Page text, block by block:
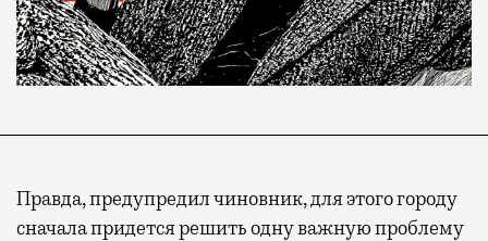
Правда, предупредил чиновник, для этого городу
сначала придется решить одну важную проблему